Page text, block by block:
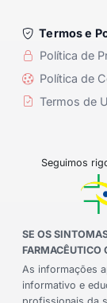
Termos e
Política de
Política de
Termos de
Seguimos
SE OS
FARMACÊUTICO
As informações
informativo e
profissionais da